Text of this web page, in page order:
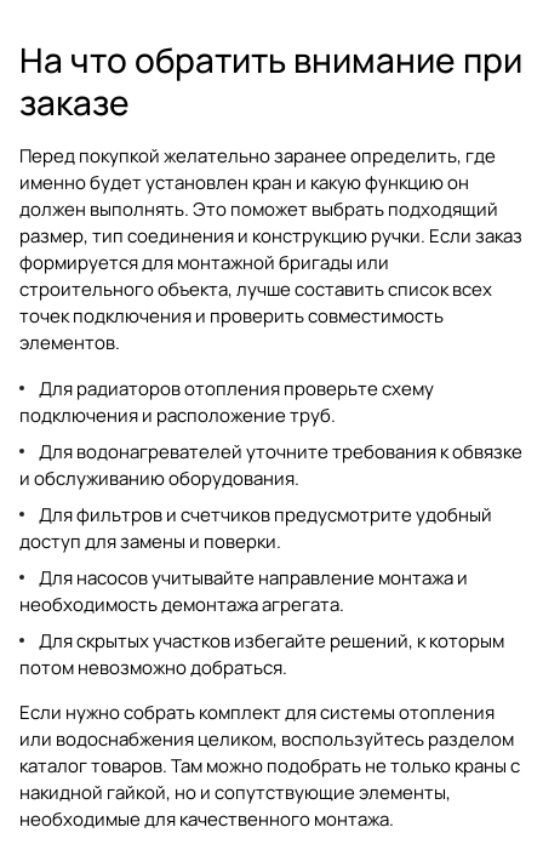
На что обратить внимание при
заказе
Перед покупкой желательно заранее определить, где
именно будет установлен кран и какую функцию он
должен выполнять. Это поможет выбрать подходящий
размер, тип соединения и конструкцию ручки. Если заказ
формируется для монтажной бригады или
строительного объекта, лучше составить список всех
точек подключения и проверить совместимость
элементов.
Для радиаторов отопления проверьте схему
подключения и расположение труб.
Для водонагревателей уточните требования к обвязке
и обслуживанию оборудования.
Для фильтров и счетчиков предусмотрите удобный
доступ для замены и поверки.
Для насосов учитывайте направление монтажа и
необходимость демонтажа агрегата.
Для скрытых участков избегайте решений, к которым
потом невозможно добраться.
Если нужно собрать комплект для системы отопления
или водоснабжения целиком, воспользуйтесь разделом
каталог товаров. Там можно подобрать не только краны с
накидной гайкой, но и сопутствующие элементы,
необходимые для качественного монтажа.